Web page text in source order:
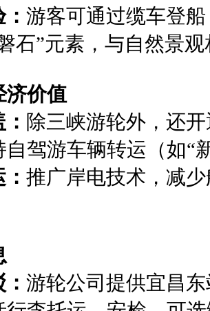
游客可通过缆车登
石”元素，与自然景
济价值‌
除三峡游轮外，还
驾游车辆转运（如“
推广岸电技术，减
游轮公司提供宜昌